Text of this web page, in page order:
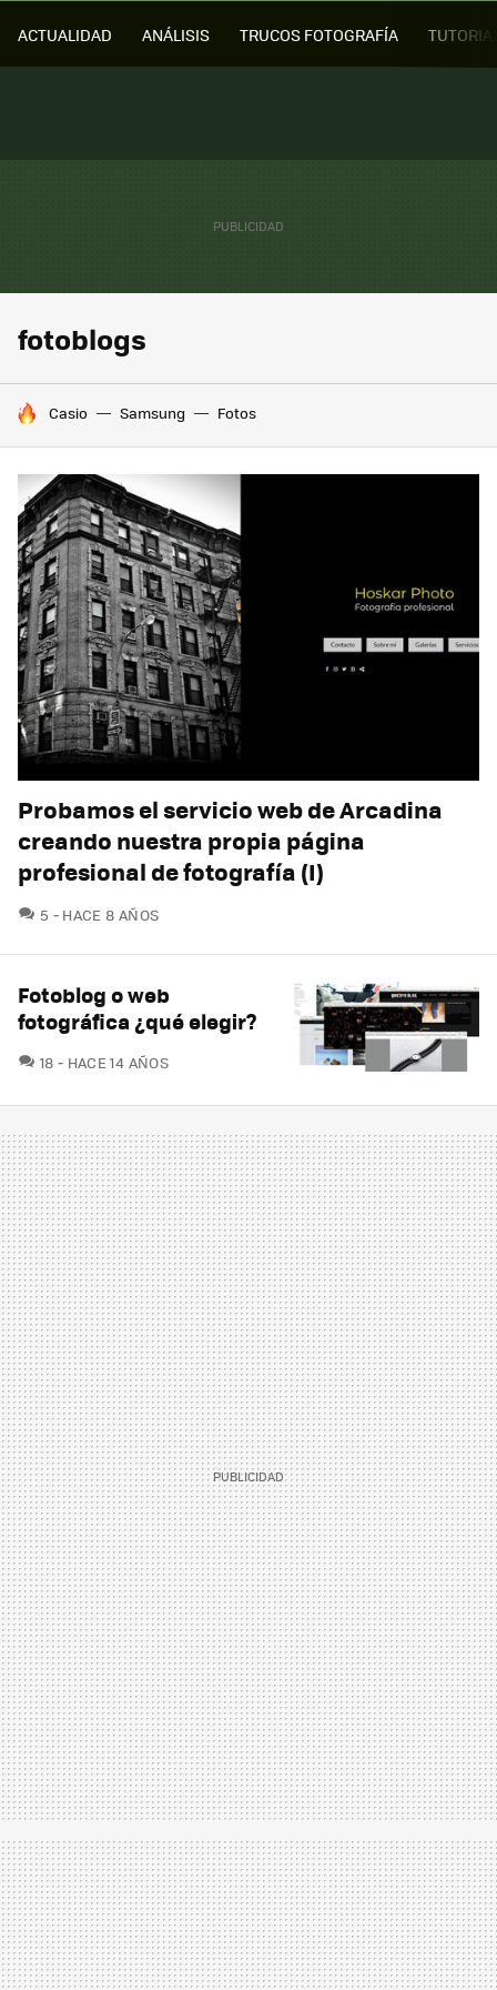
ACTUALIDAD ANÁLISIS TRUCOS FOTOGRAFÍA
fotoblogs
HOY SE HABLA DE
Casio Samsung Fotos
Probamos el servicio web de Arcadina
creando nuestra propia página
profesional de fotografía (I)
5 COMENTARIOS
HACE 8 AÑOS
Fotoblog o web
fotográfica ¿qué elegir?
18 COMENTARIOS
HACE 14 AÑOS